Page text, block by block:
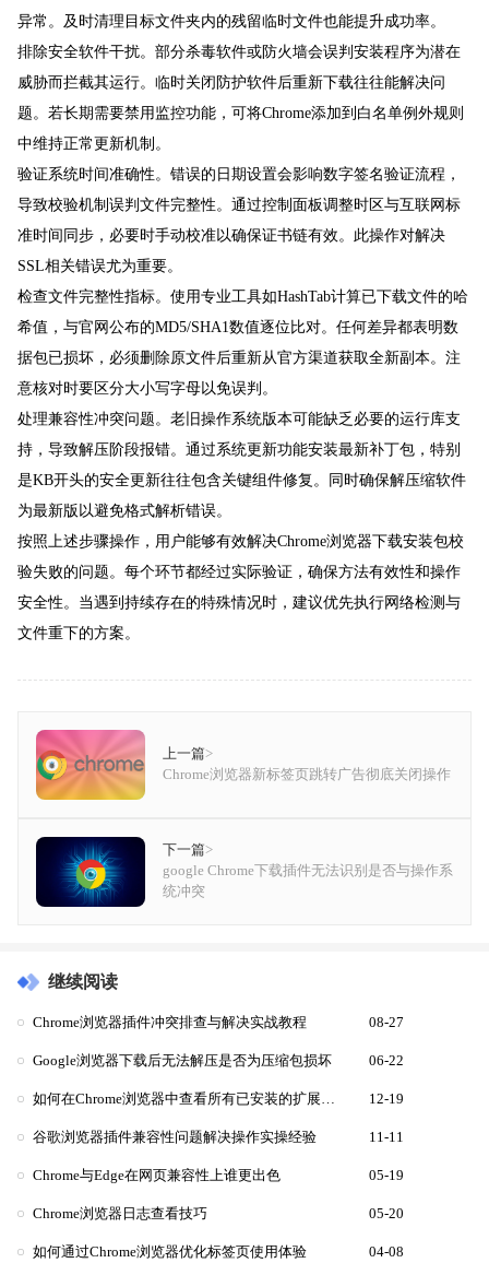
异常。及时清理目标文件夹内的残留临时文件也能提升成功率。
排除安全软件干扰。部分杀毒软件或防火墙会误判安装程序为潜在
威胁而拦截其运行。临时关闭防护软件后重新下载往往能解决问
题。若长期需要禁用监控功能，可将Chrome添加到白名单例外规则
中维持正常更新机制。
验证系统时间准确性。错误的日期设置会影响数字签名验证流程，
导致校验机制误判文件完整性。通过控制面板调整时区与互联网标
准时间同步，必要时手动校准以确保证书链有效。此操作对解决
SSL相关错误尤为重要。
检查文件完整性指标。使用专业工具如HashTab计算已下载文件的哈
希值，与官网公布的MD5/SHA1数值逐位比对。任何差异都表明数
据包已损坏，必须删除原文件后重新从官方渠道获取全新副本。注
意核对时要区分大小写字母以免误判。
处理兼容性冲突问题。老旧操作系统版本可能缺乏必要的运行库支
持，导致解压阶段报错。通过系统更新功能安装最新补丁包，特别
是KB开头的安全更新往往包含关键组件修复。同时确保解压缩软件
为最新版以避免格式解析错误。
按照上述步骤操作，用户能够有效解决Chrome浏览器下载安装包校
验失败的问题。每个环节都经过实际验证，确保方法有效性和操作
安全性。当遇到持续存在的特殊情况时，建议优先执行网络检测与
文件重下的方案。
上一篇>
Chrome浏览器新标签页跳转广告彻底关闭操作
下一篇>
google Chrome下载插件无法识别是否与操作系
统冲突
继续阅读
Chrome浏览器插件冲突排查与解决实战教程 08-27
Google浏览器下载后无法解压是否为压缩包损坏 06-22
12-19
谷歌浏览器插件兼容性问题解决操作实操经验 11-11
Chrome与Edge在网页兼容性上谁更出色 05-19
Chrome浏览器日志查看技巧 05-20
如何通过Chrome浏览器优化标签页使用体验 04-08